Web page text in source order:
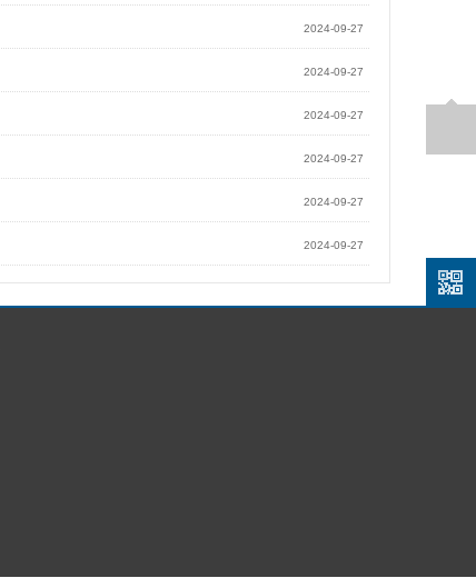
2024-09-27
2024-09-27
2024-09-27
2024-09-27
2024-09-27
2024-09-27